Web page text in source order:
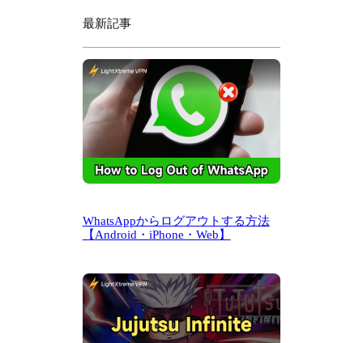
最新記事
WhatsAppからログアウトする方法
【Android・iPhone・Web】